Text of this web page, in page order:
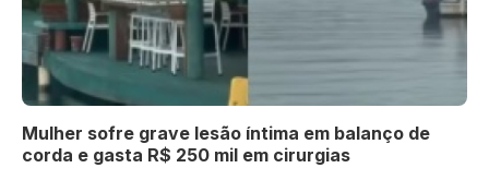
Mulher sofre grave lesão íntima em balanço de
corda e gasta R$ 250 mil em cirurgias